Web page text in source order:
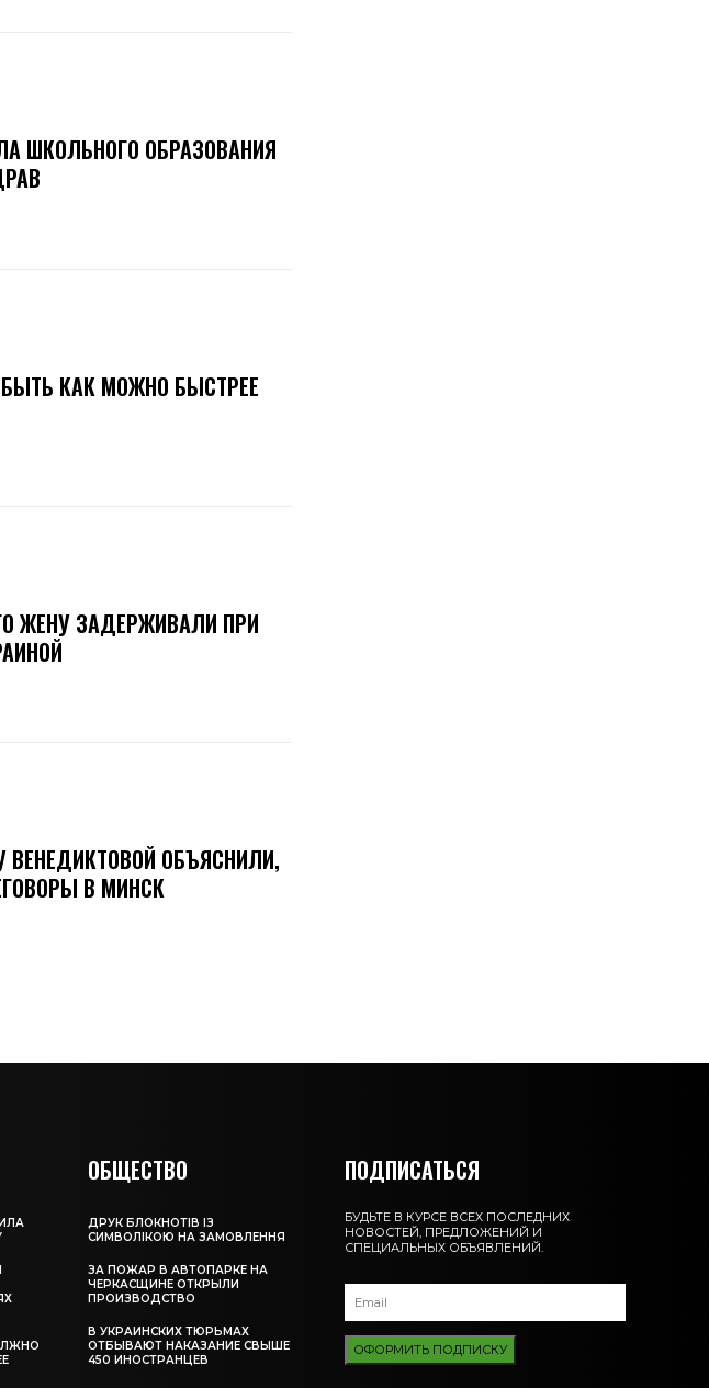
ШКОЛЬНОГО ОБРАЗОВАНИЯ
КАК МОЖНО БЫСТРЕЕ
ЖЕНУ ЗАДЕРЖИВАЛИ ПРИ
ВЕНЕДИКТОВОЙ ОБЪЯСНИЛИ,
В МИНСК
ОБЩЕСТВО
ДРУК БЛОКНОТІВ ІЗ
СИМВОЛІКОЮ НА ЗАМОВЛЕННЯ
ЗА ПОЖАР В АВТОПАРКЕ НА
ЧЕРКАСЩИНЕ ОТКРЫЛИ
ПРОИЗВОДСТВО
В УКРАИНСКИХ ТЮРЬМАХ
ОТБЫВАЮТ НАКАЗАНИЕ СВЫШЕ
450 ИНОСТРАНЦЕВ
ПОДПИСАТЬСЯ
БУДЬТЕ В КУРСЕ ВСЕХ ПОСЛЕДНИХ
НОВОСТЕЙ, ПРЕДЛОЖЕНИЙ И
СПЕЦИАЛЬНЫХ ОБЪЯВЛЕНИЙ.
ОФОРМИТЬ ПОДПИСКУ